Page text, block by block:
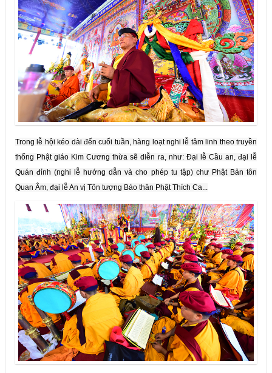
Trong lễ hội kéo dài đến cuối tuần, hàng loạt nghi lễ tâm linh theo truyền
thống Phật giáo Kim Cương thừa sẽ diễn ra, như: Đại lễ Cầu an, đại lễ
Quán đỉnh (nghi lễ hướng dẫn và cho phép tu tập) chư Phật Bản tôn
Quan Âm, đại lễ An vị Tôn tượng Báo thân Phật Thích Ca...